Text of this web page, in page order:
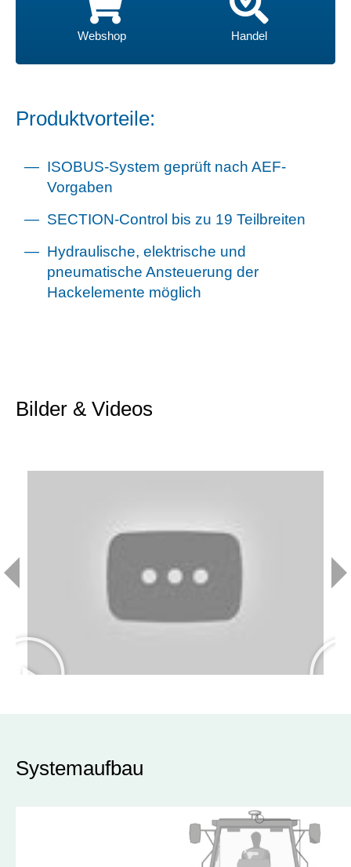
Webshop Handel
Downloads TeachME
Produktvorteile:
ISOBUS-System geprüft nach AEF-
Vorgaben
SECTION-Control bis zu 19 Teilbreiten
Hydraulische, elektrische und
pneumatische Ansteuerung der
Hackelemente möglich
Bilder & Videos
Systemaufbau